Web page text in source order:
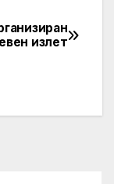
излет